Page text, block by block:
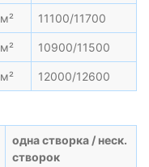
м² 11100/11700
м² 10900/11500
м² 12000/12600
одна створка / неск.
створок